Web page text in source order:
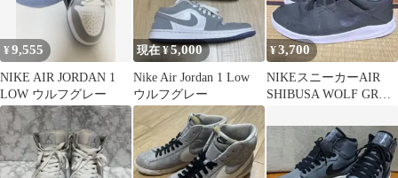
¥9,555
NIKE AIR JORDAN 1
LOW ウルフグレー
現在 ¥5,000
Nike Air Jordan 1 Low
ウルフグレー
¥3,700
NIKEスニーカーAIR
SHIBUSA WOLF GREY